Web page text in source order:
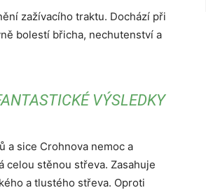
zažívacího traktu. Dochází při
bolestí břicha, nechutenství a
VÝSLEDKY
a sice Crohnova nemoc a
celou stěnou střeva. Zasahuje
a tlustého střeva. Oproti